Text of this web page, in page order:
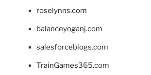
roselynns.com
balanceyoganj.com
salesforceblogs.com
TrainGames365.com